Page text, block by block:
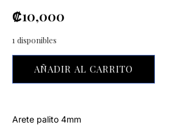
₡10,000
1 disponibles
AÑADIR AL CARRITO
Arete palito 4mm